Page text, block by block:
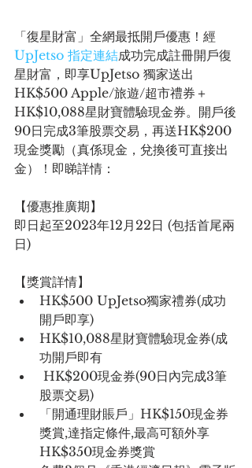
「復星財富」全網最抵開戶優惠！經
UpJetso 指定連結成功完成註冊開戶復
星財富，即享UpJetso 獨家送出
HK$500 Apple/旅遊/超市禮券＋
HK$10,088星財寶體驗現金券。開戶後
90日完成3筆股票交易，再送HK$200
現金獎勵（真係現金，兌換後可直接出
金）！即睇詳情：
【優惠推廣期】
即日起至2023年12月22日 (包括首尾兩
日)
【獎賞詳情】
HK$500 UpJetso獨家禮券(成功
開戶即享)
HK$10,088星財寶體驗現金券(成
功開戶即有
股票交易)
「開通理財賬戶」HK$150現金券
獎賞,達指定條件,最高可額外享
HK$350現金券獎賞